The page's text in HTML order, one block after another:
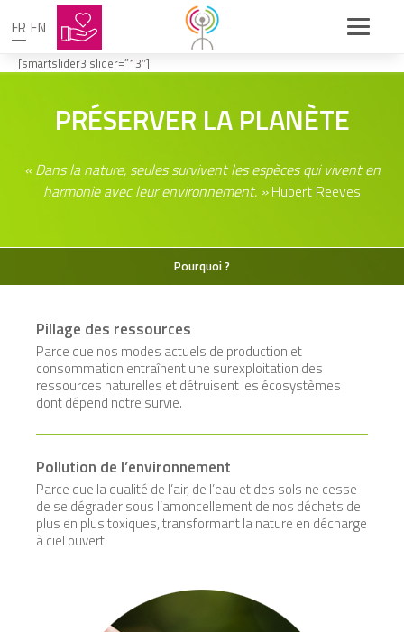
FR EN
[smartslider3 slider=”13″]
PRÉSERVER LA PLANÈTE
« Dans la nature, seules survivent les espèces qui vivent en
harmonie avec leur environnement. »Hubert Reeves
Pourquoi ?
Pillage des ressources
Parce que nos modes actuels de production et
consommation entraînent une surexploitation des
ressources naturelles et détruisent les écosystèmes
dont dépend notre survie.
Pollution de l’environnement
Parce que la qualité de l’air, de l’eau et des sols ne cesse
de se dégrader sous l’amoncellement de nos déchets de
plus en plus toxiques, transformant la nature en décharge
à ciel ouvert.